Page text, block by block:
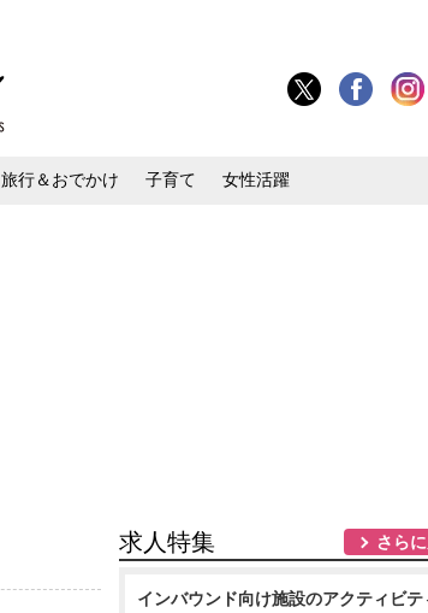
旅行＆おでかけ 子育て 女性活躍
求人特集 さら
インバウンド向け施設のアクティビテ